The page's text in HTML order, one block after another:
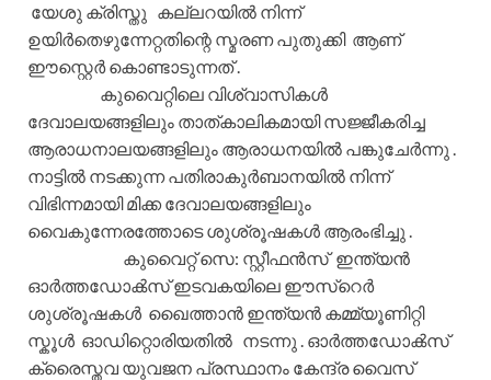
യേശു ക്രിസ്തു കല്ലറയിൽ നിന്ന്
ഉയിർതെഴുന്നേറ്റതിന്റെ സ്മരണ പുതുക്കി ആണ്
ഈസ്റ്റെർ കൊണ്ടാടുന്നത് .
കുവൈറ്റിലെ വിശ്വാസികൾ
ദേവാലയങ്ങളിലും താത്കാലികമായി സജ്ജീകരിച്ച
ആരാധനാലയങ്ങളിലും ആരാധനയിൽ പങ്കുചേർന്നു .
നാട്ടിൽ നടക്കുന്ന പതിരാകുർബാനയിൽ നിന്ന്
വിഭിന്നമായി മിക്ക ദേവാലയങ്ങളിലും
വൈകുന്നേരത്തോടെ ശുശ്രൂഷകൾ ആരംഭിച്ചു .
കുവൈറ്റ്‌ സെ: സ്റ്റീഫൻസ് ഇന്ത്യൻ
ഓർത്തഡോൿസ്‌ ഇടവകയിലെ ഈസ്റെർ
ശുശ്രൂഷകൾ ഖൈത്താൻ ഇന്ത്യൻ കമ്മ്യൂണിറ്റി
സ്കൂൾ ഓഡിറ്റൊരിയതിൽ നടന്നു . ഓർത്തഡോൿസ്‌
ക്രൈസ്തവ യുവജന പ്രസ്ഥാനം കേന്ദ്ര വൈസ്